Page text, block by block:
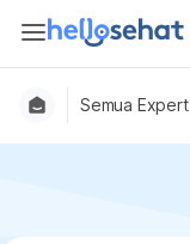
Semua Expert